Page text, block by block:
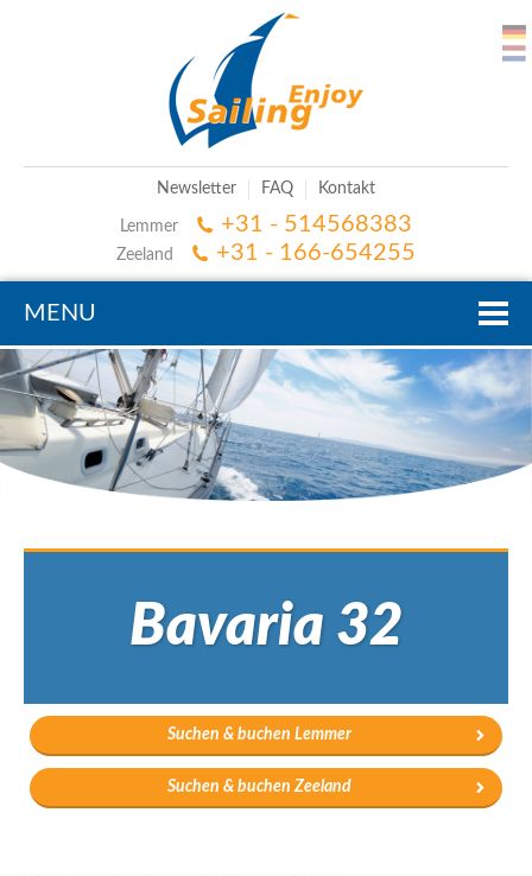
Newsletter FAQ Kontakt
Lemmer +31 - 514568383
Zeeland +31 - 166-654255
MENU
Bavaria 32
Suchen & buchen Lemmer
Suchen & buchen Zeeland